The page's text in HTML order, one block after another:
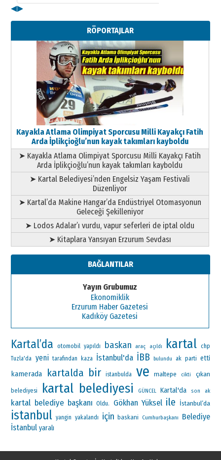
Metin Külünk: Aileyi Korumak
Geleceği Korumaktır
11 Mayıs 2026 Pazartesi
◀▶
RÖPORTAJLAR
Kayakla Atlama Olimpiyat Sporcusu Milli Kayakçı Fatih
Arda İplikçioğlu’nun kayak takımları kayboldu
➤ Kayakla Atlama Olimpiyat Sporcusu Milli Kayakçı Fatih
Arda İplikçioğlu’nun kayak takımları kayboldu
➤ Kartal Belediyesi’nden Engelsiz Yaşam Festivali
Düzenliyor
➤ Kartal’da Makine Hangar’da Endüstriyel Otomasyonun
Geleceği Şekilleniyor
➤ Lodos Adalar’ı vurdu, vapur seferleri de iptal oldu
➤ Kitaplara Yansıyan Erzurum Sevdası
BAĞLANTILAR
Yayın Grubumuz
Ekonomiklik
Erzurum Haber Gazetesi
Kadıköy Gazetesi
Kartal’da otomobil yapıldı baskan araç açıldı kartal chp
Tuzla'da yeni tarafından kaza İstanbul'da İBB bulundu ak parti etti
kamerada kartalda bir istanbulda ve maltepe cikti çıkan
belediyesi kartal belediyesi GÜNCEL Kartal'da son ak
kartal belediye başkanı Oldu. Gökhan Yüksel ile İstanbul’da
istanbul yangin yakalandı için baskani Cumhurbaşkanı
Belediye
İstanbul yaralı